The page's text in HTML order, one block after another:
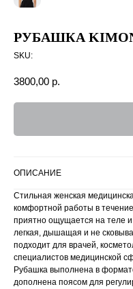
РУБАШКА
SKU:
3800,00 р.
ОПИСАНИЕ
Стильная женская
комфортной работы в
приятно ощущается на теле
легкая, дышащая и не
подходит для врачей,
специалистов медицинской
Рубашка выполнена в
дополнена поясом для